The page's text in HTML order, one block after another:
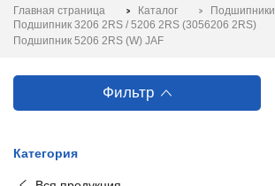
Главная страница Каталог
Подшипники
Подшипник 3206 2RS / 5206 2RS (3056206 2RS)
Подшипник 5206 2RS (W) JAF
Фильтр
Категория